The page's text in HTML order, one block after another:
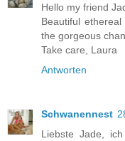
Hello my friend
Beautiful
the gorgeous
Take care, Laura
Antworten
Schwanennest
Liebste Jade,